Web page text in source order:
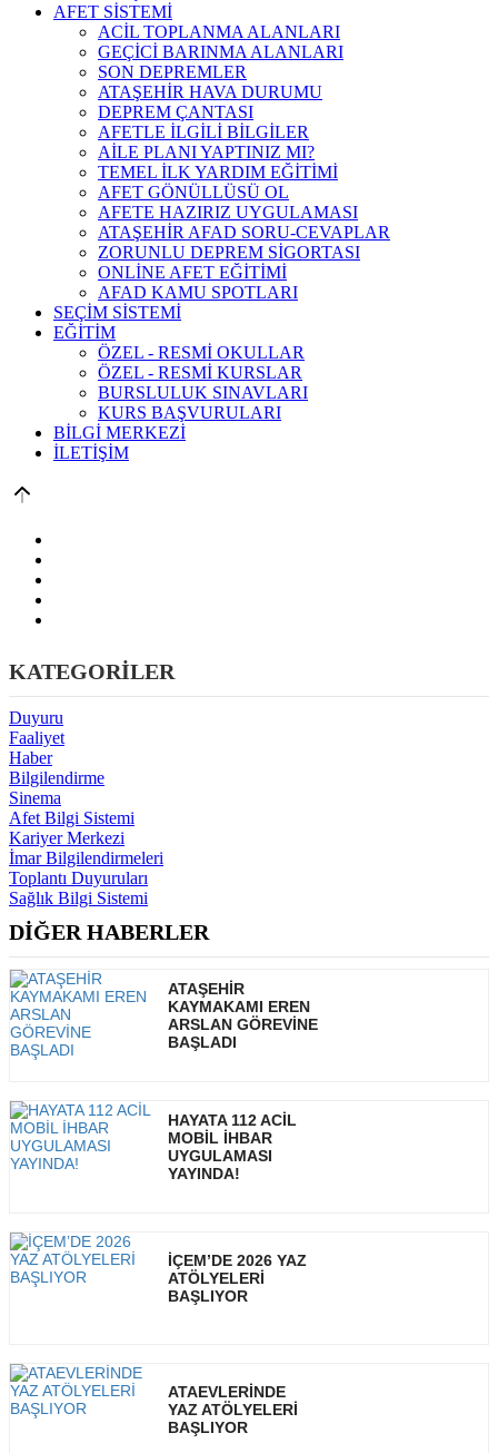
AFET SİSTEMİ
ACİL TOPLANMA ALANLARI
GEÇİCİ BARINMA ALANLARI
SON DEPREMLER
ATAŞEHİR HAVA DURUMU
DEPREM ÇANTASI
AFETLE İLGİLİ BİLGİLER
AİLE PLANI YAPTINIZ MI?
TEMEL İLK YARDIM EĞİTİMİ
AFET GÖNÜLLÜSÜ OL
AFETE HAZIRIZ UYGULAMASI
ATAŞEHİR AFAD SORU-CEVAPLAR
ZORUNLU DEPREM SİGORTASI
ONLİNE AFET EĞİTİMİ
AFAD KAMU SPOTLARI
SEÇİM SİSTEMİ
EĞİTİM
ÖZEL - RESMİ OKULLAR
ÖZEL - RESMİ KURSLAR
BURSLULUK SINAVLARI
KURS BAŞVURULARI
BİLGİ MERKEZİ
İLETİŞİM
KATEGORİLER
Duyuru
Faaliyet
Haber
Bilgilendirme
Sinema
Afet Bilgi Sistemi
Kariyer Merkezi
İmar Bilgilendirmeleri
Toplantı Duyuruları
Sağlık Bilgi Sistemi
DİĞER HABERLER
ATAŞEHİR
KAYMAKAMI EREN
ARSLAN GÖREVİNE
BAŞLADI
HAYATA 112 ACİL
MOBİL İHBAR
UYGULAMASI
YAYINDA!
İÇEM’DE 2026 YAZ
ATÖLYELERİ
BAŞLIYOR
ATAEVLERİNDE
YAZ ATÖLYELERİ
BAŞLIYOR